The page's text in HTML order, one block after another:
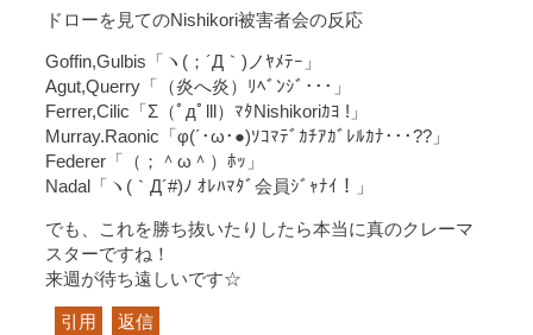
ドローを見てのNishikori被害者会の反応
Goffin,Gulbis「ヽ(；´Д｀)ノﾔﾒﾃｰ」
Agut,Querry「（炎へ炎）ﾘﾍﾞﾝｼﾞ･･･」
Ferrer,Cilic「Σ（ﾟдﾟlll）ﾏﾀNishikoriｶﾖ !」
Murray.Raonic「φ(´･ω･●)ｿｺﾏﾃﾞｶﾁｱｶﾞﾚﾙｶﾅ･･･??」
Federer「（；＾ω＾）ﾎｯ」
Nadal「ヽ(｀Д´#)ﾉ ｵﾚﾊﾏﾀﾞ会員ｼﾞｬﾅｲ！」
でも、これを勝ち抜いたりしたら本当に真のクレーマ
スターですね！
来週が待ち遠しいです☆
引用 返信